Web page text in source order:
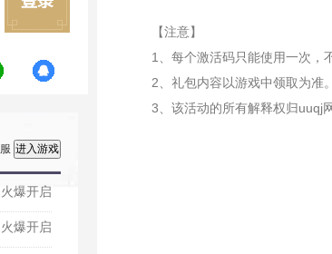
服
火爆开启
火爆开启
【注意】
1、每个激活码只能使用一次，
2、礼包内容以游戏中领取为准。
3、该活动的所有解释权归uuqj